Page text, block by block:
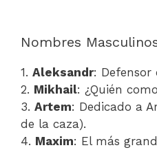
Nombres
1. Aleksandr: Defensor
2. Mikhail: ¿Quién
3. Artem: Dedicado a
de la caza).
4. Maxim: El más